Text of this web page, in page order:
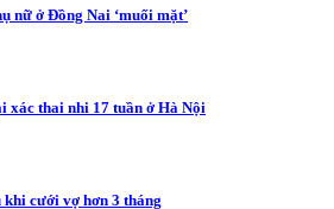
nữ ở Đồng Nai ‘muối mặt’
xác thai nhi 17 tuần ở Hà Nội
cưới vợ hơn 3 tháng